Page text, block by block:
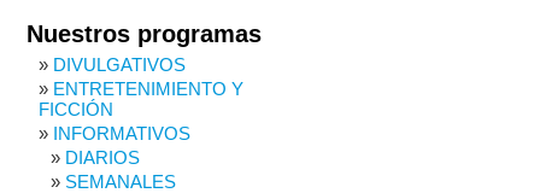
Nuestros programas
DIVULGATIVOS
ENTRETENIMIENTO Y
FICCIÓN
INFORMATIVOS
DIARIOS
SEMANALES